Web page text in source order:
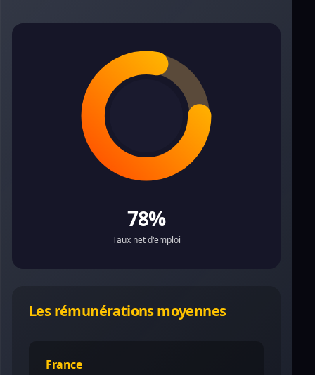
78%
Taux net d'emploi
Les rémunérations moyennes
France